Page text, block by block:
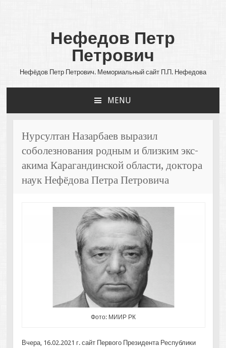
Нефедов Петр
Петрович
Нефёдов Петр Петрович. Мемориальный сайт П.П. Нефедова
MENU
Нурсултан Назарбаев выразил
соболезнования родным и близким экс-
акима Карагандинской области, доктора
наук Нефёдова Петра Петровича
Фото: МИИР РК
Вчера, 16.02.2021 г. сайт Первого Президента Республики